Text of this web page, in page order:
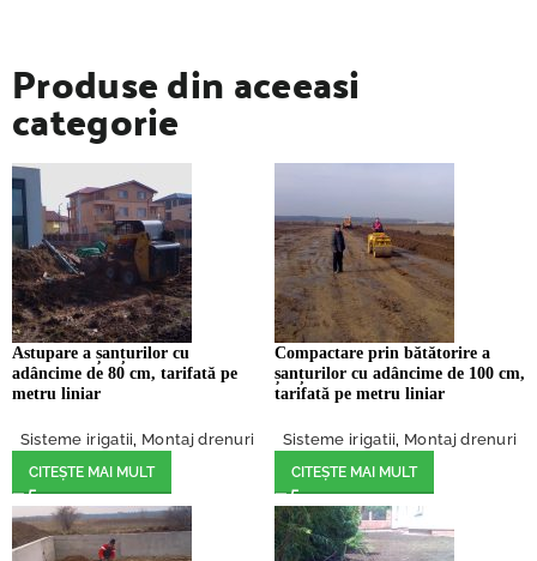
Produse din aceeasi
categorie
Astupare a șanțurilor cu
adâncime de 80 cm, tarifată pe
metru liniar
Sisteme irigatii Montaj drenuri
CITEȘTE MAI MULT
Compactare prin bătătorire a
șanțurilor cu adâncime de 100 cm,
tarifată pe metru liniar
Sisteme irigatii Montaj drenuri
CITEȘTE MAI MULT